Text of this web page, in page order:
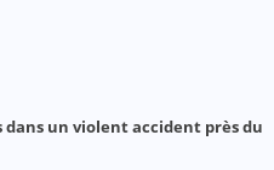
un violent accident près du